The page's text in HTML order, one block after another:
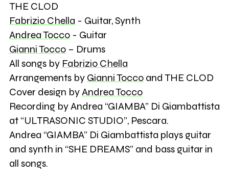
THE CLOD
Fabrizio Chella - Guitar, Synth
Andrea Tocco- Guitar
Gianni Tocco– Drums
All songs by Fabrizio Chella
Arrangements by Gianni Toccoand THE CLOD
Cover design byAndrea Tocco
Recording by Andrea “GIAMBA” Di Giambattista
at “ULTRASONIC STUDIO”, Pescara.
Andrea “GIAMBA” Di Giambattista plays guitar
and synth in “SHE DREAMS” and bass guitar in
all songs.